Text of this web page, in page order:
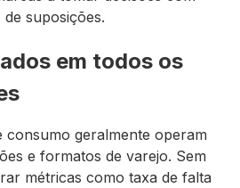
suposições.
em todos os
consumo geralmente operam
e formatos de varejo. Sem
métricas como taxa de falta